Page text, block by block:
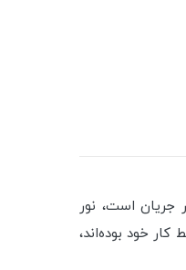
جریان است، نور
کار خود بوده‌اند،